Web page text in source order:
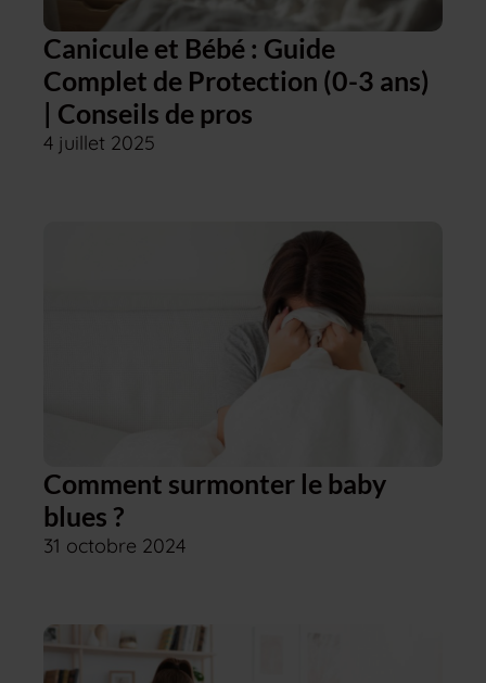
Canicule et Bébé : Guide
Complet de Protection (0-3 ans)
| Conseils de pros
4 juillet 2025
Comment surmonter le baby
blues ?
31 octobre 2024